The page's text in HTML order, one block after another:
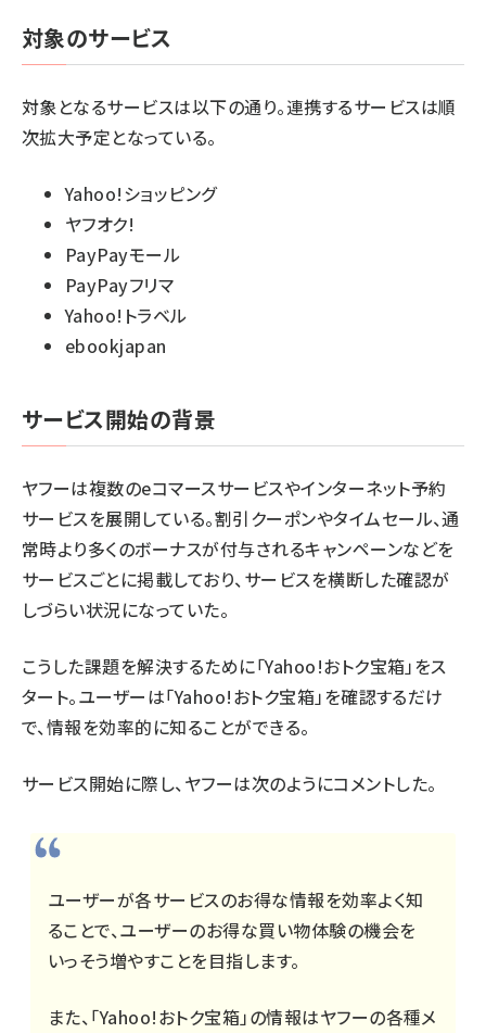
対象のサービス
対象となるサービスは以下の通り。連携するサービスは順
次拡大予定となっている。
Yahoo!ショッピング
ヤフオク!
PayPayモール
PayPayフリマ
Yahoo!トラベル
ebookjapan
サービス開始の背景
ヤフーは複数のeコマースサービスやインターネット予約
サービスを展開している。割引クーポンやタイムセール、通
常時より多くのボーナスが付与されるキャンペーンなどを
サービスごとに掲載しており、サービスを横断した確認が
しづらい状況になっていた。
こうした課題を解決するために「Yahoo!おトク宝箱」をス
タート。ユーザーは「Yahoo!おトク宝箱」を確認するだけ
で、情報を効率的に知ることができる。
サービス開始に際し、ヤフーは次のようにコメントした。
ユーザーが各サービスのお得な情報を効率よく知
ることで、ユーザーのお得な買い物体験の機会を
いっそう増やすことを目指します。
また、「Yahoo!おトク宝箱」の情報はヤフーの各種メ